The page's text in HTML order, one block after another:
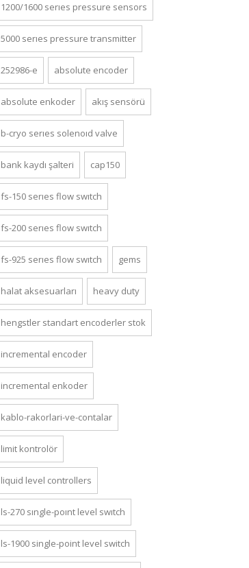
1200/1600 series pressure sensors
5000 series pressure transmi̇tter
252986-e absolute encoder
absolute enkoder akış sensörü
b-cryo series solenoid valve
bank kaydı şalteri cap150
fs-150 series flow switch
fs-200 series flow switch
fs-925 series flow switch gems
halat aksesuarlari heavy duty
hengstler standart encoderler stok
incremental encoder
incremental enkoder
kablo-rakorlari-ve-contalar
limit kontrolör
liquid level controllers
ls-270 single-point level switch
ls-1900 si̇ngle-poi̇nt level swi̇tch